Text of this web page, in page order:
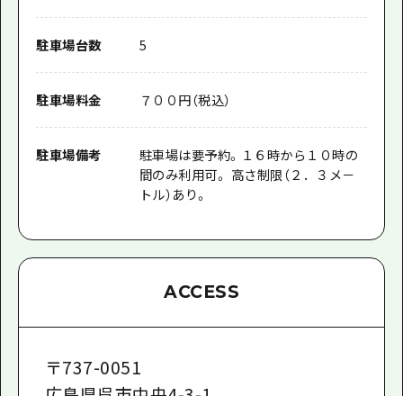
駐車場台数 5
駐車場料金 ７００円（税込）
駐車場備考
駐車場は要予約。１６時から１０時の
間のみ利用可。 高さ制限（２．３メ－
トル）あり。
ACCESS
〒737-0051